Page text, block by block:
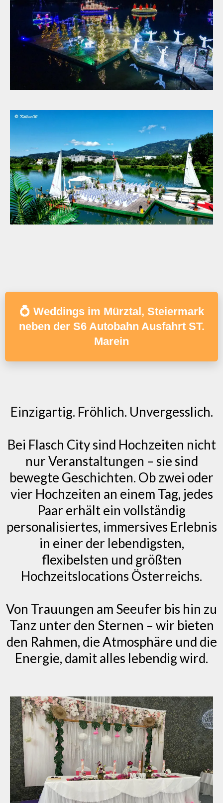
💍 Weddings im Mürztal, Steiermark
neben der S6 Autobahn Ausfahrt ST.
Marein
Einzigartig. Fröhlich. Unvergesslich.
Bei Flasch City sind Hochzeiten nicht
nur Veranstaltungen – sie sind
bewegte Geschichten. Ob zwei oder
vier Hochzeiten an einem Tag, jedes
Paar erhält ein vollständig
personalisiertes, immersives Erlebnis
in einer der lebendigsten,
flexibelsten und größten
Hochzeitslocations Österreichs.
Von Trauungen am Seeufer bis hin zu
Tanz unter den Sternen – wir bieten
den Rahmen, die Atmosphäre und die
Energie, damit alles lebendig wird.